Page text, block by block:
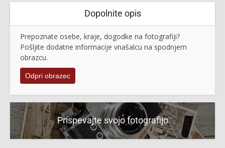
Dopolnite opis
Prepoznate osebe, kraje, dogodke na fotografiji?
Pošljite dodatne informacije vnašalcu na spodnjem
obrazcu.
Odpri obrazec
Prispevajte svojo fotografijo